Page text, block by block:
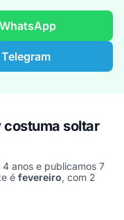
costuma soltar
anos e publicamos 7
é fevereiro, com 2
por mês, somando os